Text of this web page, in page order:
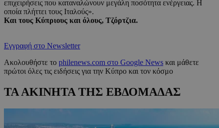
επιχειρήσεις που καταναλώνουν μεγάλη ποσότητα ενέργειας. Η
οποία πλήττει τους Ιταλούς».
Και τους Κύπριους και όλους, Τζόρτζια.
Εγγραφή στο Newsletter
Ακολουθήστε το philenews.com στο Google News και μάθετε
πρώτοι όλες τις ειδήσεις για την Κύπρο και τον κόσμο
ΤΑ ΑΚΙΝΗΤΑ ΤΗΣ ΕΒΔΟΜΑΔΑΣ